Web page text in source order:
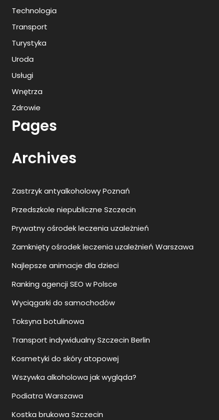
Technologia
Transport
Turystyka
Uroda
Usługi
Wnętrza
Zdrowie
Pages
Archives
Zastrzyk antyalkoholowy Poznań
Przedszkole niepubliczne Szczecin
Prywatny ośrodek leczenia uzależnień
Zamknięty ośrodek leczenia uzależnień Warszawa
Najlepsze animacje dla dzieci
Ranking agencji SEO w Polsce
Wyciągarki do samochodów
Toksyna botulinowa
Transport indywidualny Szczecin Berlin
Kosmetyki do skóry atopowej
Wszywka alkoholowa jak wygląda?
Podiatra Warszawa
Kostka brukowa Szczecin